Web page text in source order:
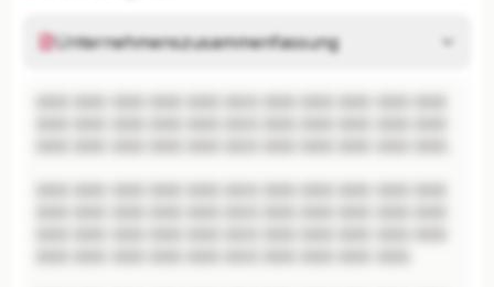
Unternehmenszusammenfassung